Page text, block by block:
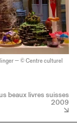
— © Centre culturel
beaux livres suisses
2009